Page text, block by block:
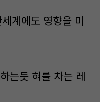
계에도 영향을 미
는듯 혀를 차는 레